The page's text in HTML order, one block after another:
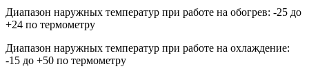
Диапазон наружных температур при работе на обогрев: -25 до
+24 по термометру
Диапазон наружных температур при работе на охлаждение:
-15 до +50 по термометру